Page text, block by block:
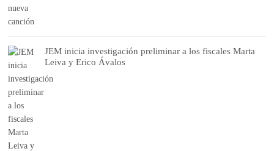
JEM inicia investigación preliminar a los fiscales Marta
Leiva y Erico Ávalos